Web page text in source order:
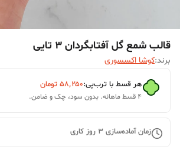
قالب شمع گل آفتابگردان 3 تایی
برند:کوشا اکسسوری
هر قسط با ترب‌پی:۵۸٬۲۵۰ تومان
۴ قسط ماهانه. بدون سود، چک و ضامن.
زمان آماده‌سازی 3 روز کاری